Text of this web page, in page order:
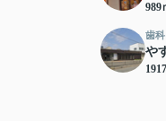
989
歯科
や